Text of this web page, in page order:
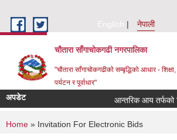
English
नेपाली
चौतारा साँगाचोकगढी नगरपालिका
"चौतारा साँगाचोकगढीको सम्बृद्धिको आधार -
पर्यटन र पूर्वाधार"
अपडेट आन्तरिक आय तर्फको
You are here
Home » Invitation For Electronic Bids